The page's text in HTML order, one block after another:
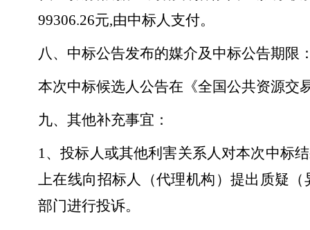
99306.26元,由中标人支付。
八、中标公告发布的媒介及中标公告期限
本次中标候选人公告在《全国公共资源交
九、其他补充事宜：
1、投标人或其他利害关系人对本次中标
上在线向招标人（代理机构）提出质疑
部门进行投诉。